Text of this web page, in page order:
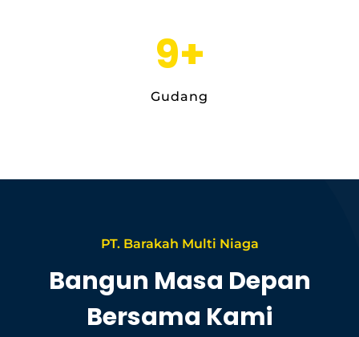
9+
Gudang
PT. Barakah Multi Niaga
Bangun Masa Depan
Bersama Kami